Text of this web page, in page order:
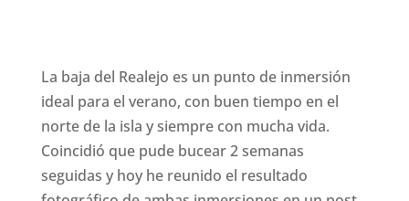
La baja del Realejo es un punto de inmersión
ideal para el verano, con buen tiempo en el
norte de la isla y siempre con mucha vida.
Coincidió que pude bucear 2 semanas
seguidas y hoy he reunido el resultado